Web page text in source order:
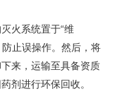
火系统置于“维
防止误操作。然后，将
来，运输至具备资质
剂进行环保回收。